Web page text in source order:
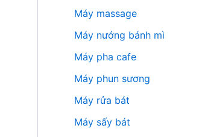
Máy massage
Máy nướng bánh mì
Máy pha cafe
Máy phun sương
Máy rửa bát
Máy sấy bát